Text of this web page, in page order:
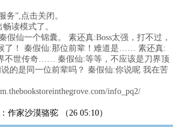
务”,点击关闭。
读模式了。
假仙一个锦囊。 素还真:Boss太强，打不过，
了！ 秦假仙:那位前辈！难道是…… 素还真:
不世传奇…… 秦假仙:等等，不应该是刀界顶
的是同一位前辈吗？ 秦假仙:你说呢 我在苦
info_pq2/
作家沙漠骆驼 （26 05:10）